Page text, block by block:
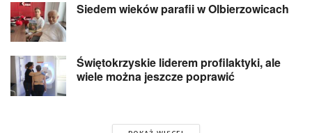
Siedem wieków parafii w Olbierzowicach
Świętokrzyskie liderem profilaktyki, ale
wiele można jeszcze poprawić